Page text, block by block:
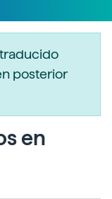
posterior
en